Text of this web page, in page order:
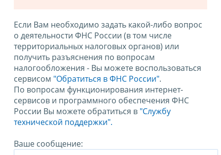
Если Вам необходимо задать какой-либо вопрос
о деятельности ФНС России (в том числе
территориальных налоговых органов) или
получить разъяснения по вопросам
налогообложения - Вы можете воспользоваться
сервисом "Обратиться в ФНС России".
По вопросам функционирования интернет-
сервисов и программного обеспечения ФНС
России Вы можете обратиться в "Службу
технической поддержки".
Ваше сообщение: